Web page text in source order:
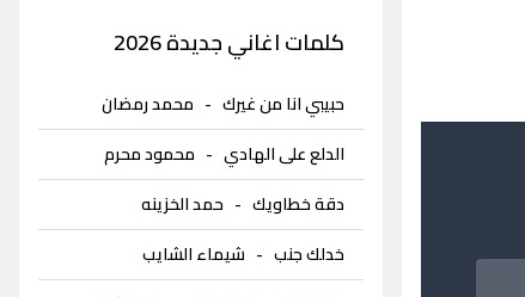
كلمات اغاني جديدة 2026
حبيبي انا من غيرك- محمد رمضان
الدلع على الهادي- محمود محرم
دقة خطاويك- حمد الخزينه
خدلك جنب- شيماء الشايب